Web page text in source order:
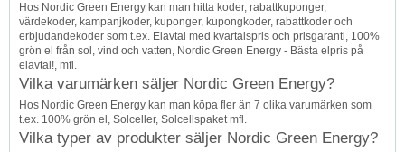
Hos Nordic Green Energy kan man hitta koder, rabattkuponger,
värdekoder, kampanjkoder, kuponger, kupongkoder, rabattkoder och
erbjudandekoder som t.ex. Elavtal med kvartalspris och prisgaranti, 100%
grön el från sol, vind och vatten, Nordic Green Energy - Bästa elpris på
elavtal!, mfl.
Vilka varumärken säljer Nordic Green Energy?
Hos Nordic Green Energy kan man köpa fler än 7 olika varumärken som
t.ex. 100% grön el, Solceller, Solcellspaket mfl.
Vilka typer av produkter säljer Nordic Green Energy?